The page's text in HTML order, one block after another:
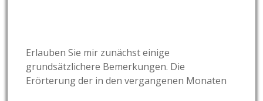
Erlauben Sie mir zunächst einige
grundsätzlichere Bemerkungen. Die
Erörterung der in den vergangenen Monaten